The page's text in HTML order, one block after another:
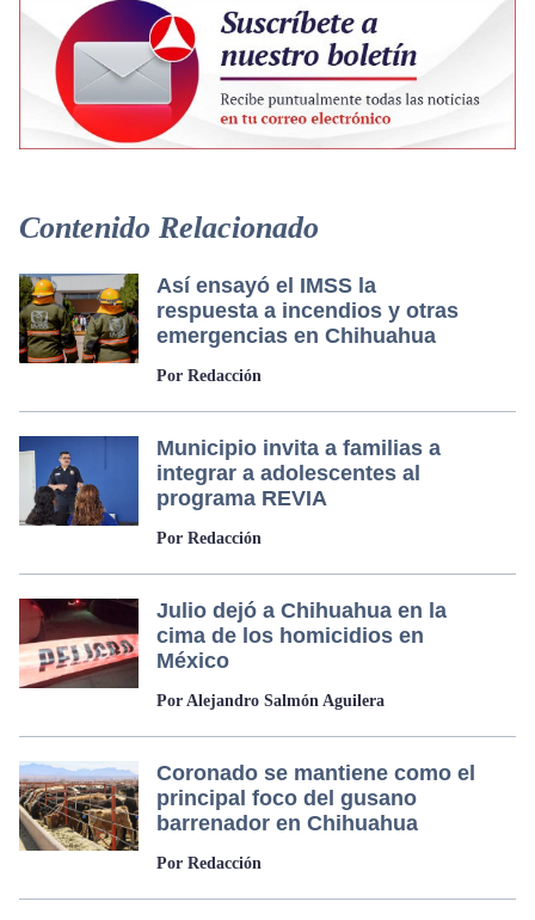
Contenido Relacionado
Así ensayó el IMSS la
respuesta a incendios y otras
emergencias en Chihuahua
Por Redacción
Municipio invita a familias a
integrar a adolescentes al
programa REVIA
Por Redacción
Julio dejó a Chihuahua en la
cima de los homicidios en
México
Por Alejandro Salmón Aguilera
Coronado se mantiene como el
principal foco del gusano
barrenador en Chihuahua
Por Redacción